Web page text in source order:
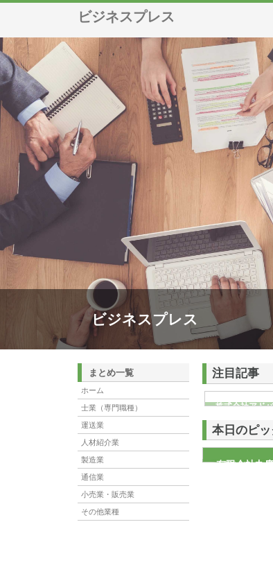
ビジネスプレス
ビジネスプレス
まとめ一覧
ホーム
士業（専門職種）
運送業
人材紹介業
製造業
通信業
小売業・販売業
その他業種
注目記事
株式会社アド
本日のピ
有限会社丸
有限会社丸慶は